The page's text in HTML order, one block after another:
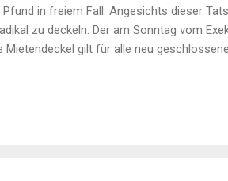
in freiem Fall. Angesichts dieser
zu deckeln. Der am Sonntag vom
gilt für alle neu
Der Mietendeckel liegt bei